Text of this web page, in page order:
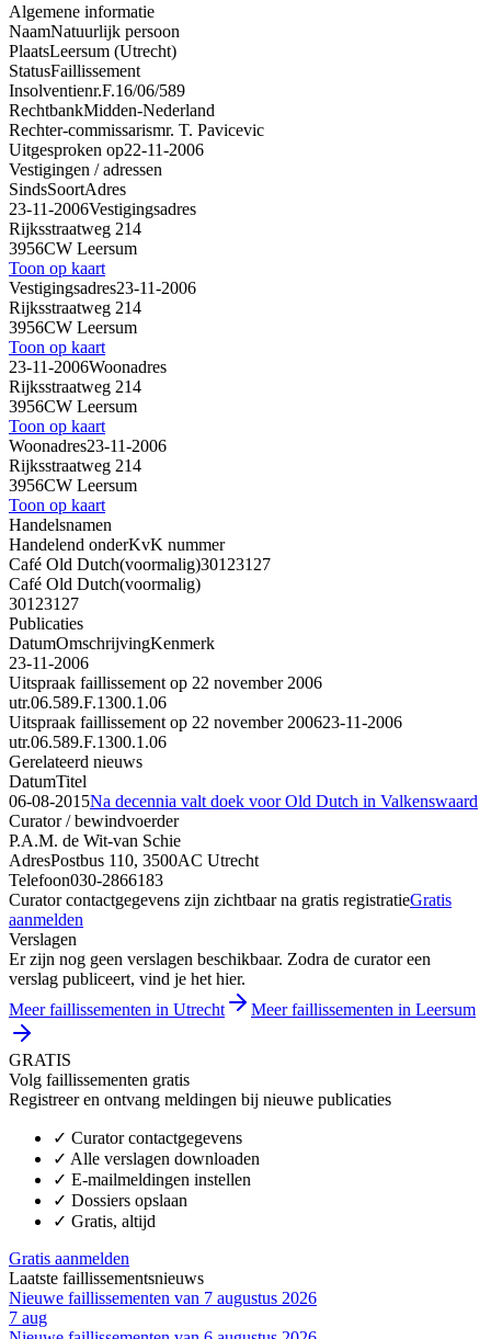
Algemene informatie
NaamNatuurlijk persoon
PlaatsLeersum (Utrecht)
StatusFaillissement
Insolventienr.F.16/06/589
RechtbankMidden-Nederland
Rechter-commissarismr. T. Pavicevic
Uitgesproken op22-11-2006
Vestigingen / adressen
SindsSoortAdres
23-11-2006Vestigingsadres
Rijksstraatweg 214
3956CW Leersum
Toon op kaart
Vestigingsadres23-11-2006
Rijksstraatweg 214
3956CW Leersum
Toon op kaart
23-11-2006Woonadres
Rijksstraatweg 214
3956CW Leersum
Toon op kaart
Woonadres23-11-2006
Rijksstraatweg 214
3956CW Leersum
Toon op kaart
Handelsnamen
Handelend onderKvK nummer
Café Old Dutch(voormalig)30123127
Café Old Dutch(voormalig)
30123127
Publicaties
DatumOmschrijvingKenmerk
23-11-2006
Uitspraak faillissement op 22 november 2006
utr.06.589.F.1300.1.06
Uitspraak faillissement op 22 november 200623-11-2006
utr.06.589.F.1300.1.06
Gerelateerd nieuws
DatumTitel
06-08-2015Na decennia valt doek voor Old Dutch in Valkenswaard
Curator / bewindvoerder
P.A.M. de Wit-van Schie
AdresPostbus 110, 3500AC Utrecht
Telefoon030-2866183
Curator contactgegevens zijn zichtbaar na gratis registratieGratis
aanmelden
Verslagen
Er zijn nog geen verslagen beschikbaar. Zodra de curator een
verslag publiceert, vind je het hier.
Meer faillissementen in Utrecht
Meer faillissementen in Leersum
GRATIS
Volg faillissementen gratis
Registreer en ontvang meldingen bij nieuwe publicaties
✓ Curator contactgegevens
✓ Alle verslagen downloaden
✓ E-mailmeldingen instellen
✓ Dossiers opslaan
✓ Gratis, altijd
Gratis aanmelden
Laatste faillissementsnieuws
Nieuwe faillissementen van 7 augustus 2026
7 aug